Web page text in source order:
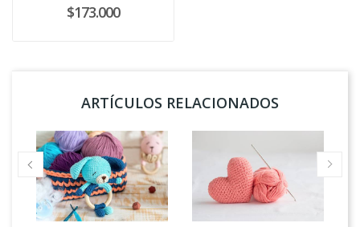
$173.000
ARTÍCULOS RELACIONADOS